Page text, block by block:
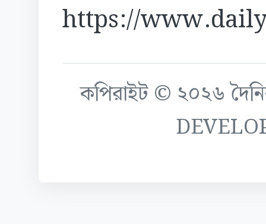
https://
কপিরাইট © ২০২৬